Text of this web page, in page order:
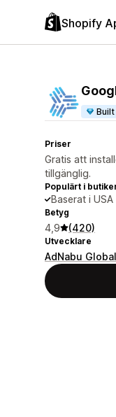
Shopify
Priser
Gratis att
tillgänglig.
Populärt i
Baserat i USA
Betyg
4,9 (420)
Utvecklare
AdNabu